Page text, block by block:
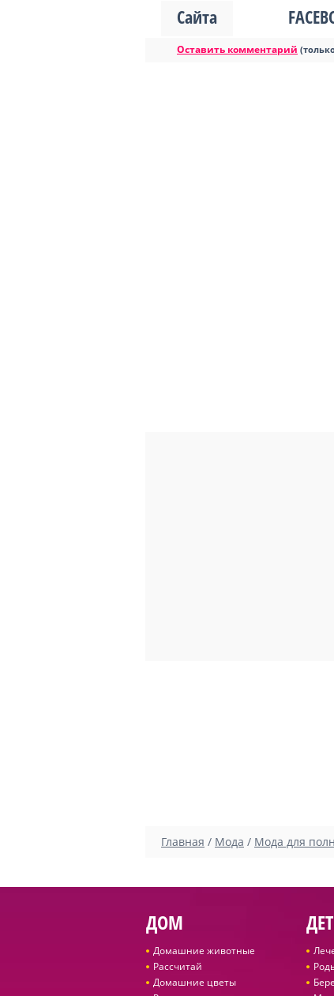
Сайта
Оставить комментарий
Главная / Мода / Мода для
ДОМ
Домашние животные
Рассчитай
Домашние цветы